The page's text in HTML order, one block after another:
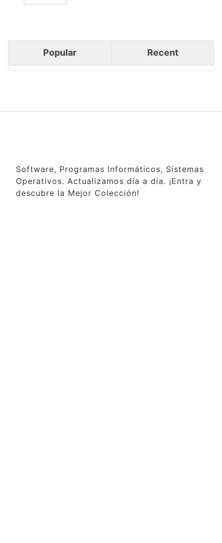
Popular Recent
Software, Programas Informáticos, Sistemas
Operativos. Actualizamos día a día. ¡Entra y
descubre la Mejor Colección!